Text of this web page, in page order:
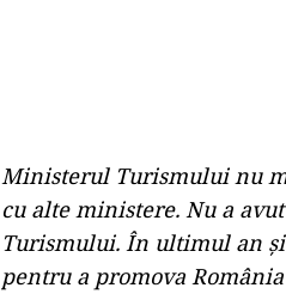
Ministerul Turismului nu
cu alte ministere. Nu a
Turismului. În ultimul an
pentru a promova